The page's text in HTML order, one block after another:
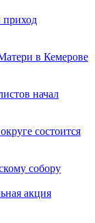
приход
в Кемерове
начал
состоится
собору
акция